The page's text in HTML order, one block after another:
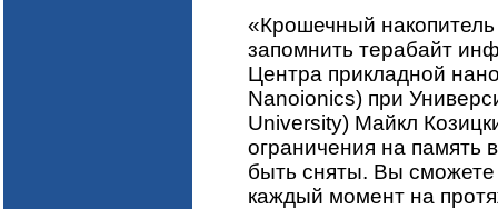
«Крошечный
запомнить терабайт
Центра прикладной
Nanoionics) при
University) Майкл
ограничения на память
быть сняты. Вы сможете
каждый момент на